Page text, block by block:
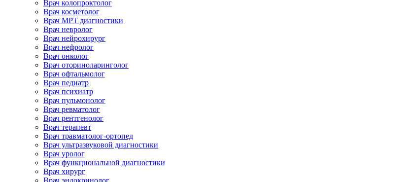
Врач колопроктолог
Врач косметолог
Врач МРТ диагностики
Врач невролог
Врач нейрохирург
Врач нефролог
Врач онколог
Врач оториноларинголог
Врач офтальмолог
Врач педиатр
Врач психиатр
Врач пульмонолог
Врач ревматолог
Врач рентгенолог
Врач терапевт
Врач травматолог-ортопед
Врач ультразвуковой диагностики
Врач уролог
Врач функциональной диагностики
Врач хирург
Врач эндокринолог